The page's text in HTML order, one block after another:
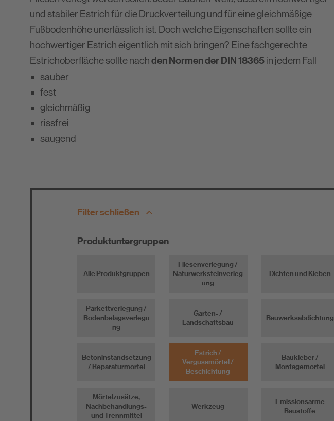
Downloads
Entsorgungshinweise
Verbrauchsrechner
und stabiler Estrich für die Druckverteilung und für eine gleichmäßige
Fußbodenhöhe unerlässlich ist. Doch welche Eigenschaften sollte ein
hochwertiger Estrich eigentlich mit sich bringen? Eine fachgerechte
Estrichoberfläche sollte nachden Normen der DIN 18365in jedem Fall
sauber
fest
gleichmäßig
rissfrei
saugend
Filter schließen
Produktuntergruppen
Alle Produktgruppen
Fliesenverlegung /
Naturwerksteinverleg
ung
Dichten und Kleben
Parkettverlegung /
Bodenbelagsverlegu
ng
Garten- /
Landschaftsbau
Bauwerksabdichtung
Betoninstandsetzung
/ Reparaturmörtel
Estrich /
Vergussmörtel /
Beschichtung
Baukleber /
Montagemörtel
Mörtelzusätze,
Nachbehandlungs-
und Trennmittel
Werkzeug
Emissionsarme
Baustoffe